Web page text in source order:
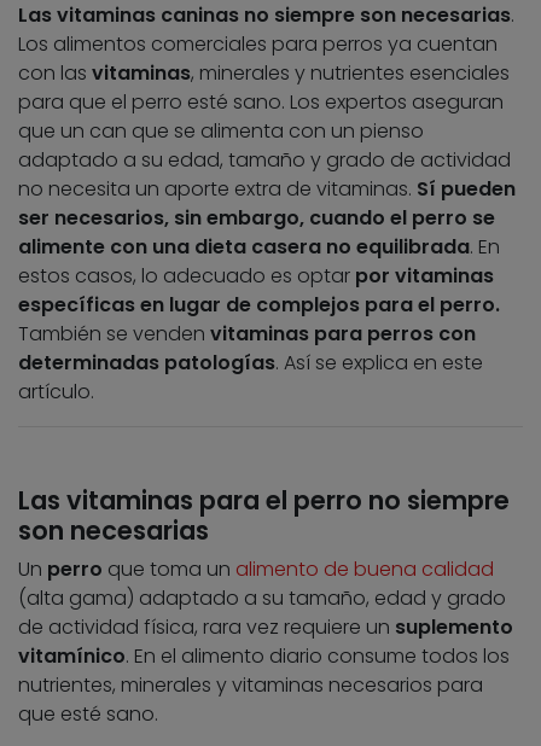
Las vitaminas caninas no siempre son necesarias.
Los alimentos comerciales para perros ya cuentan
con las vitaminas, minerales y nutrientes esenciales
para que el perro esté sano. Los expertos aseguran
que un can que se alimenta con un pienso
adaptado a su edad, tamaño y grado de actividad
no necesita un aporte extra de vitaminas. Sí pueden
ser necesarios, sin embargo, cuando el perro se
alimente con una dieta casera no equilibrada. En
estos casos, lo adecuado es optar por vitaminas
específicas en lugar de complejos para el perro.
También se venden vitaminas para perros con
determinadas patologías. Así se explica en este
artículo.
Las vitaminas para el perro no siempre
son necesarias
Un perro que toma un alimento de buena calidad
(alta gama) adaptado a su tamaño, edad y grado
de actividad física, rara vez requiere un suplemento
vitamínico. En el alimento diario consume todos los
nutrientes, minerales y vitaminas necesarios para
que esté sano.